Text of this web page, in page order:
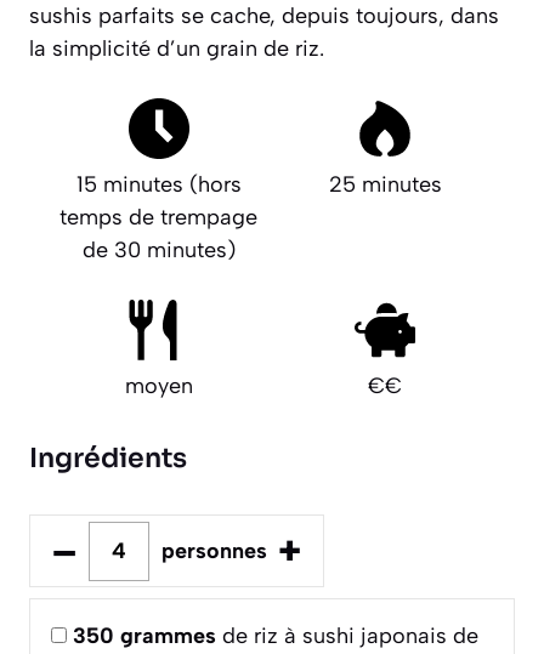
sushis parfaits se cache, depuis toujours, dans
la simplicité d’un grain de riz.
15 minutes (hors
temps de trempage
de 30 minutes)
25 minutes
moyen €€
Ingrédients
– personnes +
350 grammes de riz à sushi japonais de